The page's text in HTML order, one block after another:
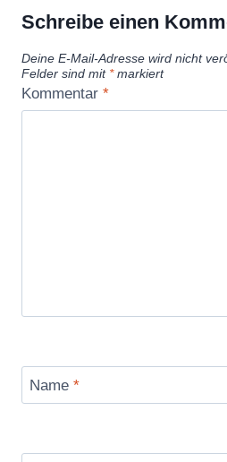
Schreibe einen
Deine E-Mail-Adresse wird nicht
Felder sind mit *markiert
Kommentar *
Name *